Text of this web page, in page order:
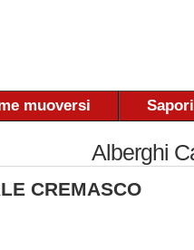
muoversi Sapori
Alberghi
CREMASCO